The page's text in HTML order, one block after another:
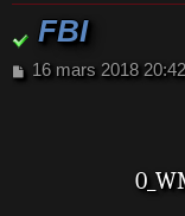
FBI
M16 mars 2018 20:42